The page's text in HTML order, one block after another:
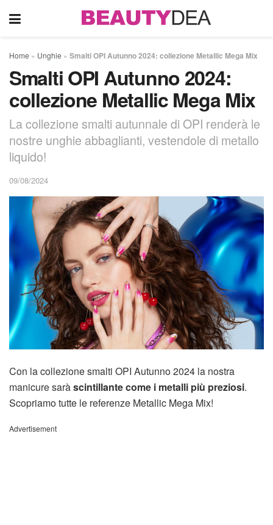
Home » Unghie » Smalti OPI Autunno 2024: collezione Metallic Mega Mix
Smalti OPI Autunno 2024:
collezione Metallic Mega Mix
La collezione smalti autunnale di OPI renderà le
nostre unghie abbaglianti, vestendole di metallo
liquido!
09/08/2024
Con la collezione smalti OPI Autunno 2024 la nostra
manicure saràscintillante come i metalli più preziosi.
Scopriamo tutte le referenze Metallic Mega Mix!
Advertisement